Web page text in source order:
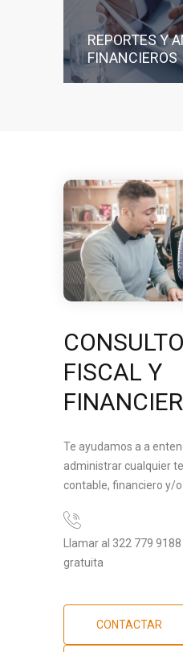
REPORTES Y
FINANCIEROS
FISCAL Y
Te ayudamos a a
administrar cualquier
contable, financiero y/o
Llamar al 322 779
gratuita
CONTACTAR